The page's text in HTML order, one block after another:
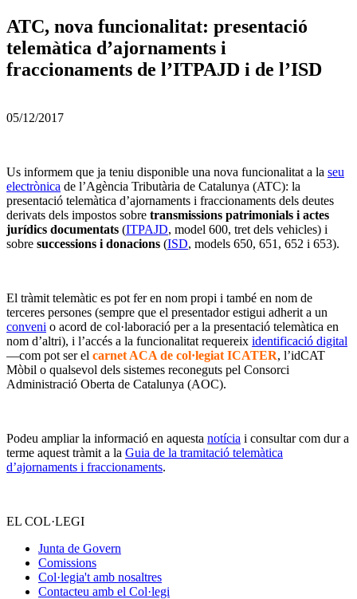
ATC, nova funcionalitat: presentació
telemàtica d’ajornaments i
fraccionaments de l’ITPAJD i de l’ISD
05/12/2017
Us informem que ja teniu disponible una nova funcionalitat a la seu
electrònica de l’Agència Tributària de Catalunya (ATC): la
presentació telemàtica d’ajornaments i fraccionaments dels deutes
derivats dels impostos sobre transmissions patrimonials i actes
jurídics documentats (ITPAJD, model 600, tret dels vehicles) i
sobre successions i donacions (ISD, models 650, 651, 652 i 653).
El tràmit telemàtic es pot fer en nom propi i també en nom de
terceres persones (sempre que el presentador estigui adherit a un
conveni o acord de col·laboració per a la presentació telemàtica en
nom d’altri), i l’accés a la funcionalitat requereix identificació digital
—com pot ser el carnet ACA de col·legiat ICATER, l’idCAT
Mòbil o qualsevol dels sistemes reconeguts pel Consorci
Administració Oberta de Catalunya (AOC).
Podeu ampliar la informació en aquesta notícia i consultar com dur a
terme aquest tràmit a la Guia de la tramitació telemàtica
d’ajornaments i fraccionaments.
EL COL·LEGI
Junta de Govern
Comissions
Col·legia't amb nosaltres
Contacteu amb el Col·legi